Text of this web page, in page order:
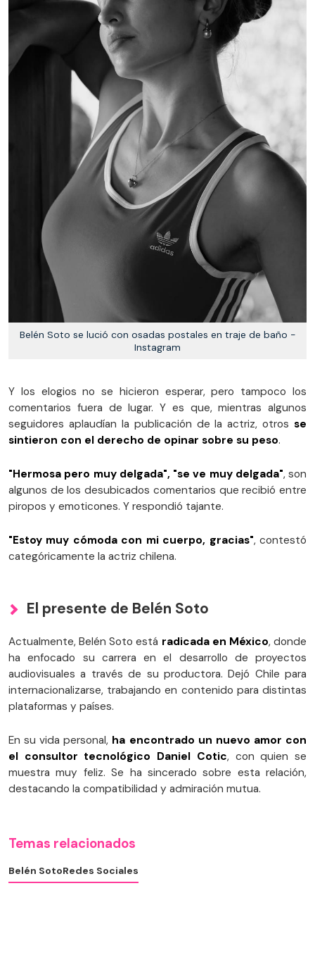
Belén Soto se lució con osadas postales en traje de baño -
Instagram
Y los elogios no se hicieron esperar, pero tampoco los
comentarios fuera de lugar. Y es que, mientras algunos
seguidores aplaudían la publicación de la actriz, otros se
sintieron con el derecho de opinar sobre su peso.
"Hermosa pero muy delgada", "se ve muy delgada", son
algunos de los desubicados comentarios que recibió entre
piropos y emoticones. Y respondió tajante.
"Estoy muy cómoda con mi cuerpo, gracias", contestó
categóricamente la actriz chilena.
El presente de Belén Soto
Actualmente, Belén Soto está radicada en México, donde
ha enfocado su carrera en el desarrollo de proyectos
audiovisuales a través de su productora. Dejó Chile para
internacionalizarse, trabajando en contenido para distintas
plataformas y países.
En su vida personal, ha encontrado un nuevo amor con
el consultor tecnológico Daniel Cotic, con quien se
muestra muy feliz. Se ha sincerado sobre esta relación,
destacando la compatibilidad y admiración mutua.
Temas relacionados
Belén SotoRedes Sociales